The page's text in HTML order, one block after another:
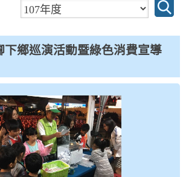
下鄉巡演活動暨綠色消費宣導